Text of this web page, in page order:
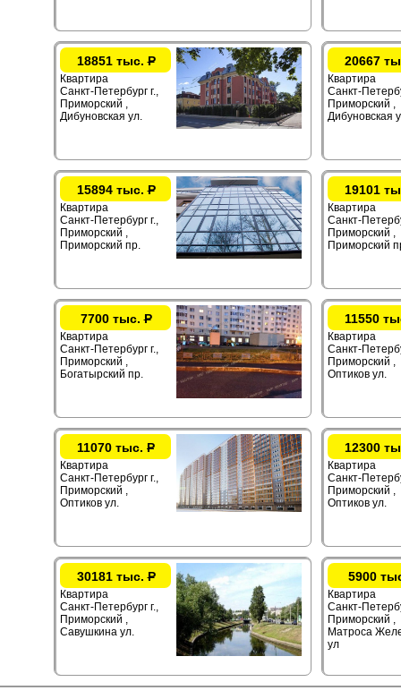
18851 тыс.Р
Квартира
Санкт-Петербург г.,
Приморский ,
Дибуновская ул.
20667
Квартира
Санкт-
Приморский ,
Дибуновская
15894 тыс.Р
Квартира
Санкт-Петербург г.,
Приморский ,
Приморский пр.
19101
Квартира
Санкт-
Приморский ,
Приморский
7700 тыс.Р
Квартира
Санкт-Петербург г.,
Приморский ,
Богатырский пр.
11550
Квартира
Санкт-
Приморский ,
Оптиков ул.
11070 тыс. Р
Квартира
Санкт-Петербург г.,
Приморский ,
Оптиков ул.
12300
Квартира
Санкт-
Приморский ,
Оптиков ул.
30181 тыс.Р
Квартира
Санкт-Петербург г.,
Приморский ,
Савушкина ул.
5900
Квартира
Санкт-
Приморский ,
Матроса
ул